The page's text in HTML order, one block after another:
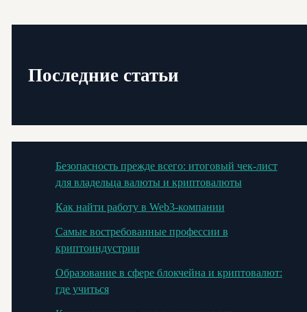
Последние статьи
Безопасность прежде всего: итоговый чек-лист
для владельца валюты и криптовалюты
Как найти работу в Web3-компании
Самые востребованные профессии в
криптоиндустрии
Образование в сфере блокчейна и криптовалют:
где учиться